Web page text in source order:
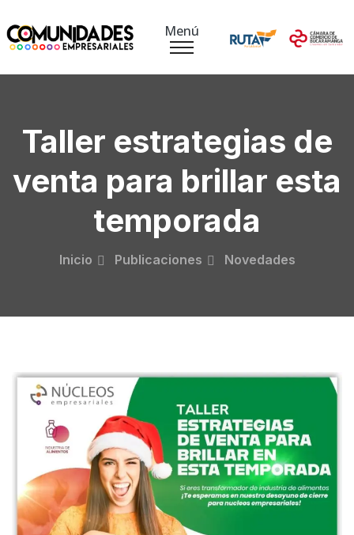
Menú
Taller estrategias de
venta para brillar esta
temporada
Inicio Publicaciones Novedades